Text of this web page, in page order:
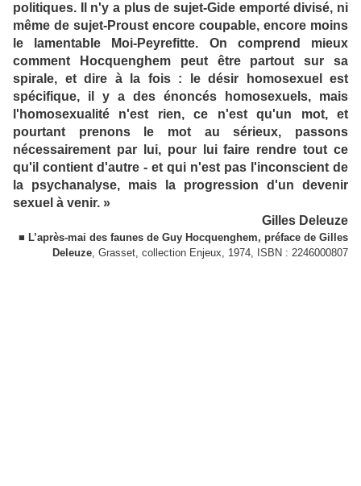
politiques. Il n'y a plus de sujet-Gide emporté divisé, ni
même de sujet-Proust encore coupable, encore moins
le lamentable Moi-Peyrefitte. On comprend mieux
comment Hocquenghem peut être partout sur sa
spirale, et dire à la fois : le désir homosexuel est
spécifique, il y a des énoncés homosexuels, mais
l'homosexualité n'est rien, ce n'est qu'un mot, et
pourtant prenons le mot au sérieux, passons
nécessairement par lui, pour lui faire rendre tout ce
qu'il contient d'autre - et qui n'est pas l'inconscient de
la psychanalyse, mais la progression d'un devenir
sexuel à venir. »
Gilles Deleuze
■ L’après-mai des faunes de Guy Hocquenghem, préface de Gilles
Deleuze, Grasset, collection Enjeux, 1974, ISBN : 2246000807